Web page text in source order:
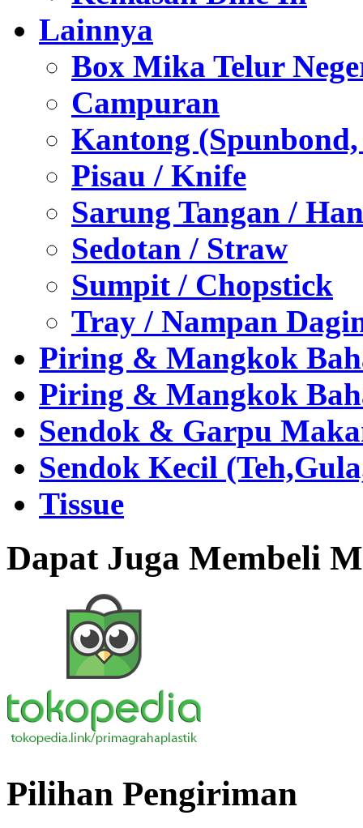
Lainnya
Box Mika Telur
Campuran
Kantong
Pisau / Knife
Sarung Tangan /
Sedotan / Straw
Sumpit / Chopstick
Tray / Nampan
Piring & Mangkok
Piring & Mangkok
Sendok & Garpu
Sendok Kecil
Tissue
Dapat Juga Membeli
Pilihan Pengiriman